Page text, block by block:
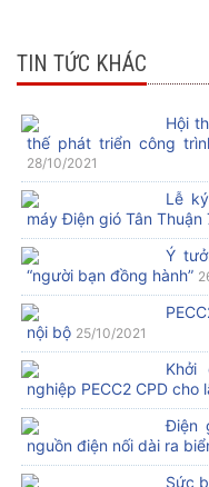
TIN TỨC KHÁC
Hội
thế phát triển công
28/10/2021
Lễ
máy Điện gió Tân Thuận
Ý
“người bạn đồng hành”
nội bộ 25/10/2021
Khởi
nghiệp PECC2 CPD cho
Điện
nguồn điện nối dài ra
Sức